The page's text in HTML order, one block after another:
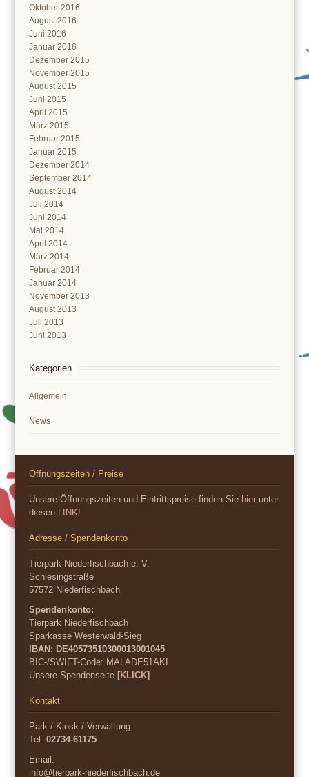
Oktober 2016
August 2016
Juni 2016
Januar 2016
Dezember 2015
November 2015
August 2015
Juni 2015
April 2015
März 2015
Februar 2015
Januar 2015
Dezember 2014
September 2014
August 2014
Juli 2014
Juni 2014
Mai 2014
April 2014
März 2014
Februar 2014
Januar 2014
November 2013
August 2013
Juli 2013
Juni 2013
Kategorien
Allgemein
News
Öffnungszeiten / Preise
Unsere Öffnungszeiten und Eintrittspreise finden Sie hier unter
diesen LINK!
Adresse / Spendenkonto
Tierpark Niederfischbach e. V.
Schlesingstraße
57572 Niederfischbach
Spendenkonto:
Tierpark Niederfischbach
Sparkasse Westerwald-Sieg
IBAN: DE40573510300013001045
BIC-/SWIFT-Code: MALADE51AKI
Unsere Spendenseite[KLICK]
Kontakt
Park / Kiosk / Verwaltung
Tel:02734-61175
Email:
info@tierpark-niederfischbach.de